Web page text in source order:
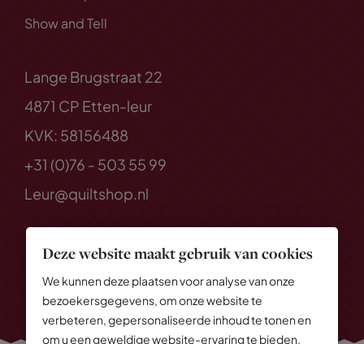
Deze website maakt gebruik van cookies
We kunnen deze plaatsen voor analyse van onze
bezoekersgegevens, om onze website te
verbeteren, gepersonaliseerde inhoud te tonen en
om u een geweldige website-ervaring te bieden.
Show and Tell
Lange Brugstraat 22
4871 CP Etten-leur
KVK: 58156488
+31 (0)76 - 503 55 99
Leur@quiltshop.nl